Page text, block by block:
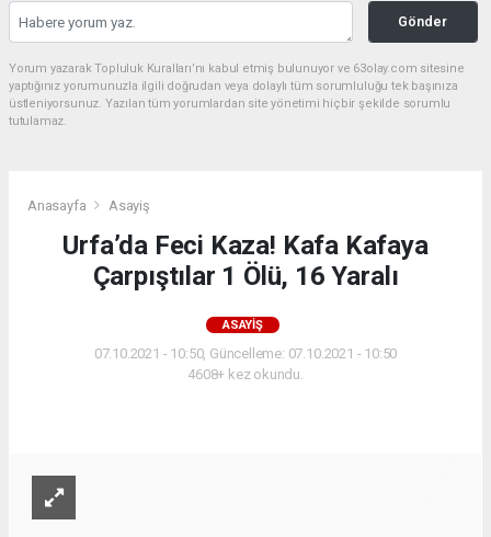
Gönder
Yorum yazarak Topluluk Kuralları’nı kabul etmiş bulunuyor ve 63olay.com sitesine
yaptığınız yorumunuzla ilgili doğrudan veya dolaylı tüm sorumluluğu tek başınıza
üstleniyorsunuz. Yazılan tüm yorumlardan site yönetimi hiçbir şekilde sorumlu
tutulamaz.
Anasayfa Asayiş
Urfa’da Feci Kaza! Kafa Kafaya
Çarpıştılar 1 Ölü, 16 Yaralı
ASAYIŞ
07.10.2021 - 10:50, Güncelleme: 07.10.2021 - 10:50
4608+ kez okundu.